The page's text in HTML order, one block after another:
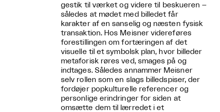
gestik til værket og videre til beskueren –
således at mødet med billedet får
karakter af en sanselig og næsten fysisk
transaktion. Hos Meisner videreføres
forestillingen om fortæringen af det
visuelle til et symbolsk plan, hvor billeder
metaforisk røres ved, smages på og
indtages. Således annammer Meisner
selv rollen som en slags billedspiser, der
fordøjer popkulturelle referencer og
personlige erindringer for siden at
omsætte dem til lærredet i et